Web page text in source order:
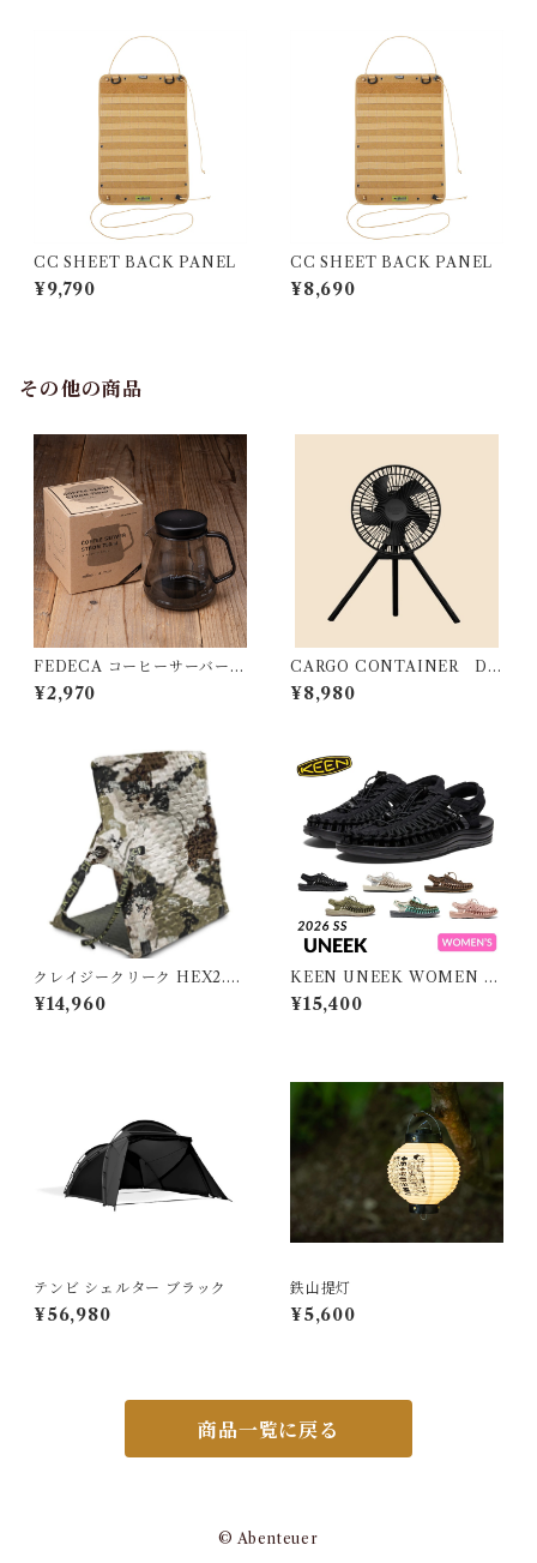
CC SHEET BACK PANEL
¥9,790
CC SHEET BACK PANEL
¥8,690
その他の商品
FEDECA コーヒーサーバー S
TRON 大
¥2,970
CARGO CONTAINER DU
AL FAN - M
¥8,980
クレイジークリーク HEX2.0
ロングバックチェア スペシ
ャルエディションカモ
¥14,960
KEEN UNEEK WOMEN キ
ーン ユニーク ウィメンズ
¥15,400
テンビ シェルター ブラック
¥56,980
鉄山提灯
¥5,600
商品一覧に戻る
© Abenteuer